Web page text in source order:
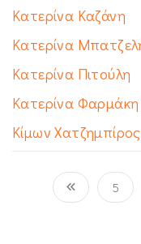
Κατερίνα Καζάνη
Κατερίνα
Κατερίνα Πιτούλη
Κατερίνα Φαρμάκη
Κίμων Χατζημπίρος
5